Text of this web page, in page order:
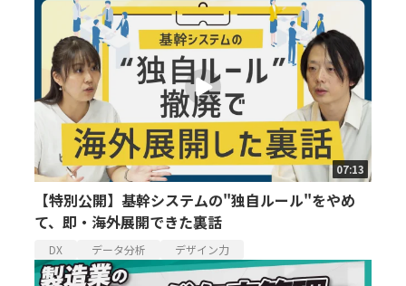
07:13
【特別公開】基幹システムの"独自ルール"をやめ
て、即・海外展開できた裏話
DX データ分析 デザイン力